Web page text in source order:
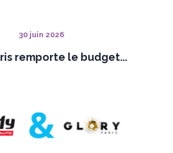
30 juin 2026
remporte le budget...